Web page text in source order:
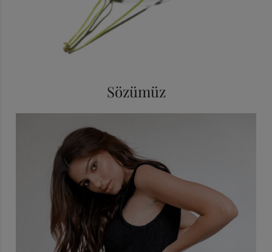
Sözümüz